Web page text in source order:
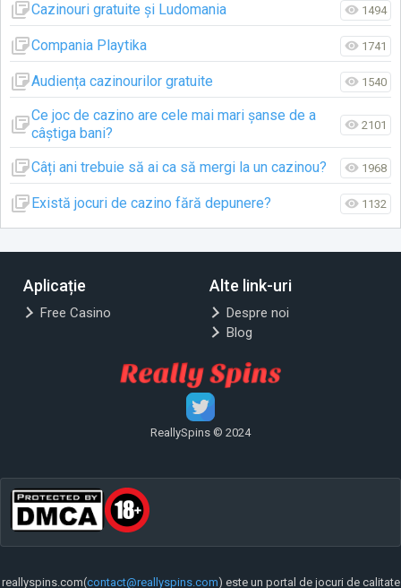
2 years, 8 months ago
Cazinouri gratuite și Ludomania 1494
Compania Playtika 1741
Audiența cazinourilor gratuite 1540
Ce joc de cazino are cele mai mari șanse de a
câștiga bani?
2101
Câți ani trebuie să ai ca să mergi la un cazinou? 1968
Există jocuri de cazino fără depunere? 1132
Aplicație
Free Casino
Alte link-uri
Despre noi
Blog
ReallySpins © 2024
reallyspins.com(contact@reallyspins.com) este un portal de jocuri de calitate